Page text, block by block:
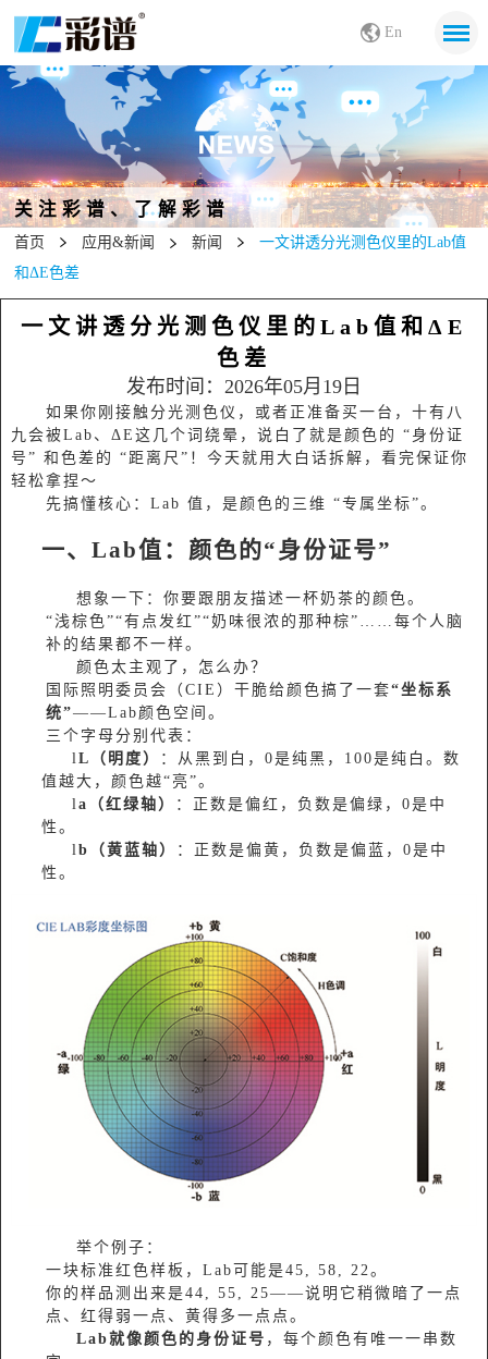
En
关注彩谱、了解彩谱
首页 应用&新闻 新闻
一文讲透分光测色仪里的Lab值
和ΔE色差
一文讲透分光测色仪里的Lab值和ΔE
色差
发布时间：2026年05月19日
如果你刚接触分光测色仪，或者正准备买一台，十有八
九会被Lab、ΔE这几个词绕晕，说白了就是颜色的 “身份证
号” 和色差的 “距离尺”！今天就用大白话拆解，看完保证你
轻松拿捏～
先搞懂核心：Lab 值，是颜色的三维 “专属坐标”。
一、Lab值：颜色的“身份证号”
想象一下：你要跟朋友描述一杯奶茶的颜色。
“浅棕色”“有点发红”“奶味很浓的那种棕”……每个人脑
补的结果都不一样。
颜色太主观了，怎么办？
国际照明委员会（CIE）干脆给颜色搞了一套“坐标系
统”——Lab颜色空间。
三个字母分别代表：
l L（明度）
：从黑到白，0是纯黑，100是纯白。数
值越大，颜色越“亮”。
l a（红绿轴）
：正数是偏红，负数是偏绿，0是中
性。
l b（黄蓝轴）
：正数是偏黄，负数是偏蓝，0是中
性。
举个例子：
一块标准红色样板，Lab可能是45, 58, 22。
你的样品测出来是44, 55, 25——说明它稍微暗了一点
点、红得弱一点、黄得多一点点。
Lab就像颜色的身份证号 ，每个颜色有唯一一串数